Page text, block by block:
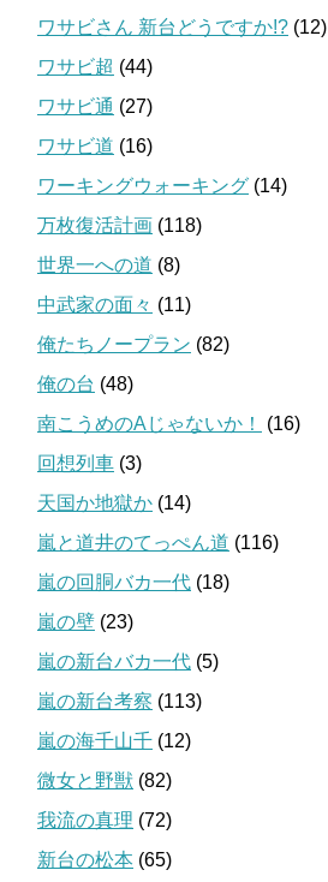
ワサビさん 新台どうですか!? (12)
ワサビ超 (44)
ワサビ通 (27)
ワサビ道 (16)
ワーキングウォーキング (14)
万枚復活計画 (118)
世界一への道 (8)
中武家の面々 (11)
俺たちノープラン (82)
俺の台 (48)
南こうめのAじゃないか！
(16)
回想列車 (3)
天国か地獄か (14)
嵐と道井のてっぺん道 (116)
嵐の回胴バカ一代 (18)
嵐の壁 (23)
嵐の新台バカ一代 (5)
嵐の新台考察 (113)
嵐の海千山千 (12)
微女と野獣 (82)
我流の真理 (72)
新台の松本 (65)